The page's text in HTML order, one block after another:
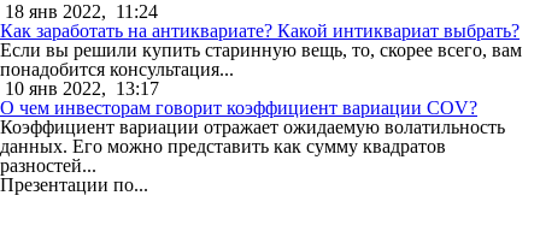
18 янв 2022, 11:24
Как заработать на антиквариате? Какой интиквариат выбрать?
Если вы решили купить старинную вещь, то, скорее всего, вам
понадобится консультация...
10 янв 2022, 13:17
О чем инвесторам говорит коэффициент вариации COV?
Коэффициент вариации отражает ожидаемую волатильность
данных. Его можно представить как сумму квадратов
разностей...
Презентации по...